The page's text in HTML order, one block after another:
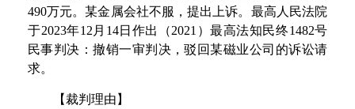
490万元。某金属会社不服，提出上诉。最高人民法院
于2023年1 2 月 14日作出 （2021 ）最高法知民终1482号
民事判决：撤销一审判决，驳回某磁业公司的诉讼请
求。
【裁判理由 】